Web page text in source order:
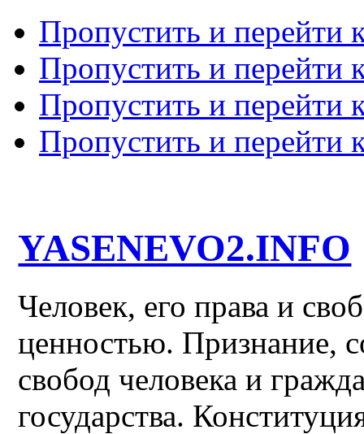
Пропустить и перейти
Пропустить и перейти
Пропустить и перейти
Пропустить и перейти
YASENEVO2.INFO
Человек, его права и
ценностью. Признание,
свобод человека и
государства.